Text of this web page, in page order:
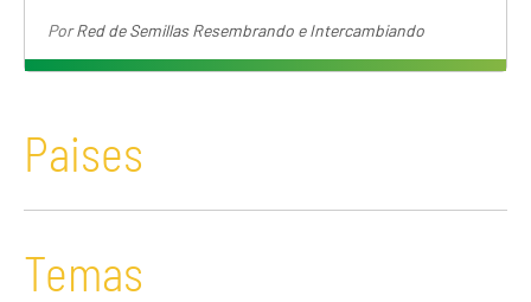
PorRed de Semillas Resembrando e Intercambiando
Paises
Temas